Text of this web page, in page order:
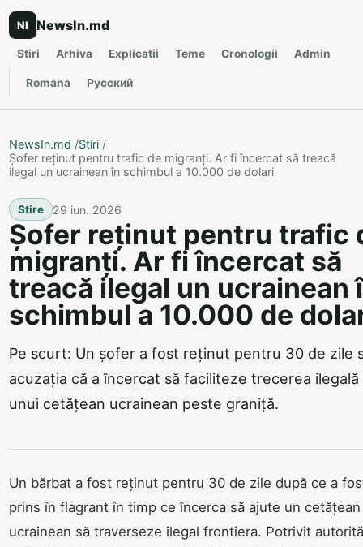
NI NewsIn.md
Stiri Arhiva Explicatii Teme Cronologii Admin
Romana Русский
NewsIn.md /Stiri /
Șofer reținut pentru trafic de migranți. Ar fi încercat să treacă
ilegal un ucrainean în schimbul a 10.000 de dolari
Stire 29 iun. 2026
Șofer reținut pentru trafic
migranți. Ar fi încercat să
treacă ilegal un ucrainean
schimbul a 10.000 de
Pe scurt: Un șofer a fost reținut pentru 30 de zile
acuzația că a încercat să faciliteze trecerea ilegală
unui cetățean ucrainean peste graniță.
Un bărbat a fost reținut pentru 30 de zile după ce a
prins în flagrant în timp ce încerca să ajute un cetățean
ucrainean să traverseze ilegal frontiera. Potrivit